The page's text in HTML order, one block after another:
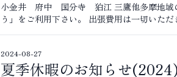
小金井 府中 国分寺 狛江 三鷹他多摩地域の
う」をご利用下さい。 出張費用は一切いた
2024-08-27
夏季休暇のお知らせ